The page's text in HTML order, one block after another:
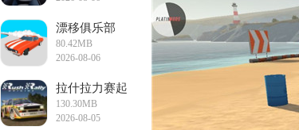
漂移俱乐部
80.42MB
2026-08-06
拉什拉力赛起
源
130.30MB
2026-08-05